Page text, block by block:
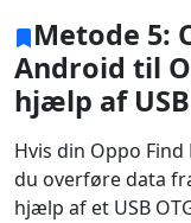
Metode 5:
Android til
hjælp af USB
Hvis din Oppo
du overføre data
hjælp af et USB